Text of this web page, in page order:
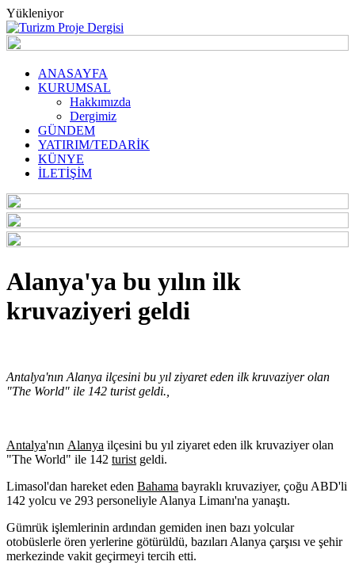
Yükleniyor
ANASAYFA
KURUMSAL
Hakkımızda
Dergimiz
GÜNDEM
YATIRIM/TEDARİK
KÜNYE
İLETİŞİM
Alanya'ya bu yılın ilk
kruvaziyeri geldi
Antalya'nın Alanya ilçesini bu yıl ziyaret eden ilk kruvaziyer olan
"The World" ile 142 turist geldi.,
Antalya'nın Alanya ilçesini bu yıl ziyaret eden ilk kruvaziyer olan
"The World" ile 142 turist geldi.
Limasol'dan hareket eden Bahama bayraklı kruvaziyer, çoğu ABD'li
142 yolcu ve 293 personeliyle Alanya Limanı'na yanaştı.
Gümrük işlemlerinin ardından gemiden inen bazı yolcular
otobüslerle ören yerlerine götürüldü, bazıları Alanya çarşısı ve şehir
merkezinde vakit geçirmeyi tercih etti.